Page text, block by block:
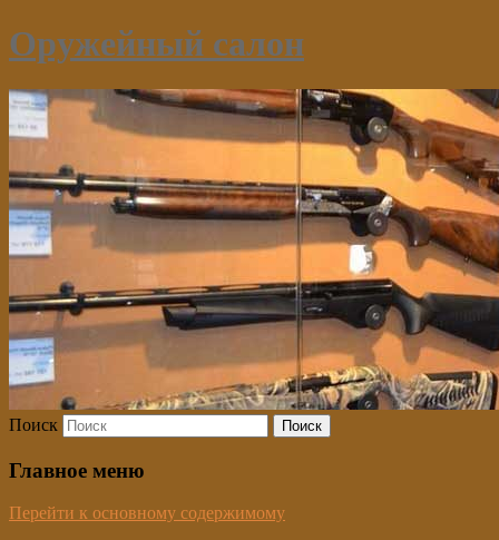
Оружейный салон
Поиск
Главное меню
Перейти к основному содержимому